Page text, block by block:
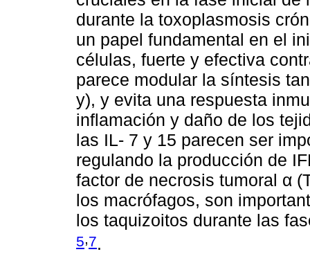
durante la toxoplasmosis
un papel fundamental en el
células, fuerte y efectiva
parece modular la síntesis
y), y evita una respuesta
inflamación y daño de los
las IL- 7 y 15 parecen ser
regulando la producción de
factor de necrosis tumoral α
los macrófagos, son
los taquizoitos durante las
5,7.